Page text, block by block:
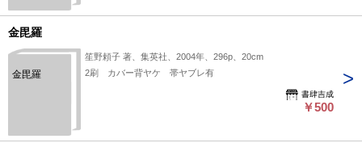
金毘羅
金毘羅
笙野頼子 著、集英社、2004年、296p、20cm
2刷 カバー背ヤケ 帯ヤブレ有
書肆吉成
￥500